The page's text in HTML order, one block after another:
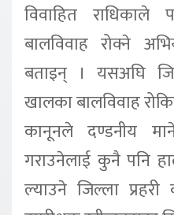
विवाहित
बालविवाह रोक्ने
बताइन् । यसअघि
खालका बालविवाह
कानूनले दण्डनीय
गराउनेलाई कुनै पनि
ल्याउने जिल्ला प्रहरी